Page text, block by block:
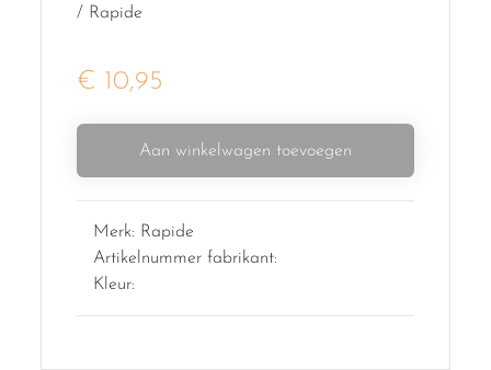
/ Rapide
€ 10,95
Aan winkelwagen toevoegen
Merk: Rapide
Artikelnummer fabrikant:
Kleur: